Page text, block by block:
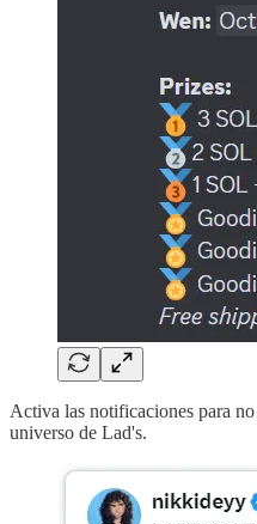
Activa las notificaciones para
universo de Lad's.